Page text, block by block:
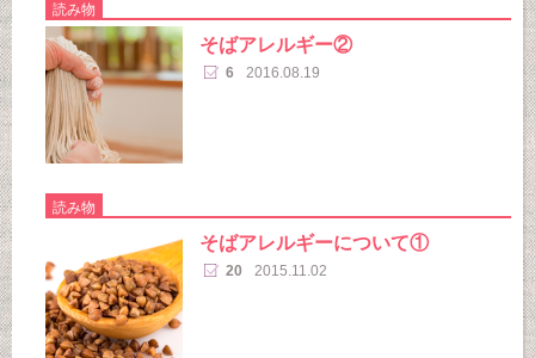
読み物
そばアレルギー②
6 2016.08.19
読み物
そばアレルギーについて①
20 2015.11.02